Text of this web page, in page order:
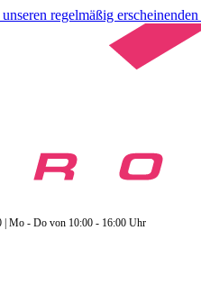
regelmäßig
| Mo - Do von 10:00 - 16:00 Uhr